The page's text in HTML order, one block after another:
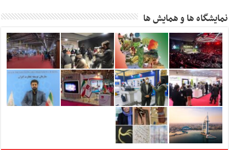
نمایشگاه ها و همایش ها